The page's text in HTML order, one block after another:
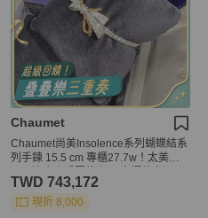
Chaumet
Chaumet尚美Insolence系列蝴蝶結系
列手鍊 15.5 cm 專櫃27.7w！太美
版，2023 購入
TWD 743,172
現折 8,000